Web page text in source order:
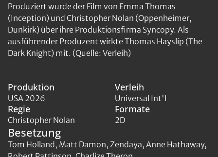
Produziert wurde der Film von Emma Thomas
(Inception) und Christopher Nolan (Oppenheimer,
Dunkirk) über ihre Produktionsfirma Syncopy. Als
ausführender Produzent wirkte Thomas Hayslip (The
Dark Knight) mit. (Quelle: Verleih)
Produktion
USA 2026
Verleih
Universal Int'l
Regie
Christopher Nolan
Formate
2D
Besetzung
Tom Holland, Matt Damon, Zendaya, Anne Hathaway,